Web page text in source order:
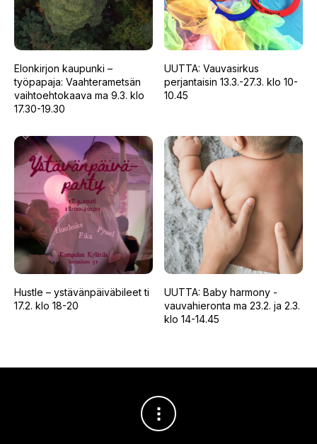
Elonkirjon kaupunki –
työpapaja: Vaahterametsän
vaihtoehtokaava ma 9.3. klo
17.30-19.30
UUTTA: Vauvasirkus
perjantaisin 13.3.-27.3. klo 10-
10.45
Hustle – ystävänpäiväbileet ti
17.2. klo 18-20
UUTTA: Baby harmony -
vauvahieronta ma 23.2. ja 2.3.
klo 14-14.45